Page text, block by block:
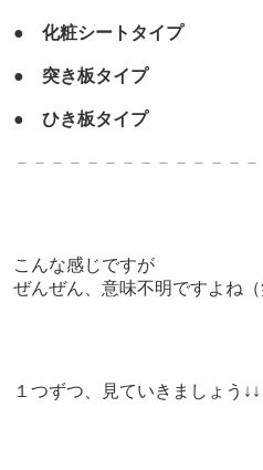
● 化粧シートタイプ
● 突き板タイプ
● ひき板タイプ
－－－－－－－－－－－－－
こんな感じですが
ぜんぜん、意味不明ですよね
１つずつ、見ていきましょう↓↓